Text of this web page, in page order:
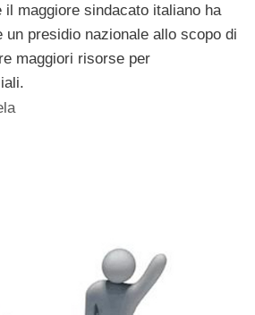
il maggiore sindacato italiano ha
un presidio nazionale allo scopo di
maggiori risorse per